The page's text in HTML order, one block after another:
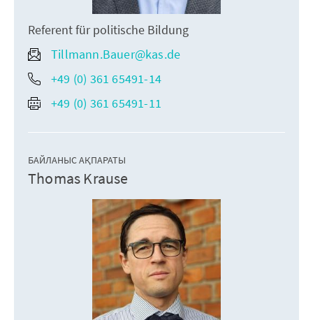
Referent für politische Bildung
Tillmann.Bauer@kas.de
+49 (0) 361 65491-14
+49 (0) 361 65491-11
БАЙЛАНЫС АҚПАРАТЫ
Thomas Krause